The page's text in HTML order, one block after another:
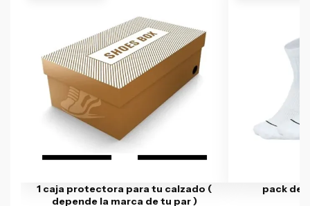
1 caja protectora para tu calzado (
depende la marca de tu par )
pack de